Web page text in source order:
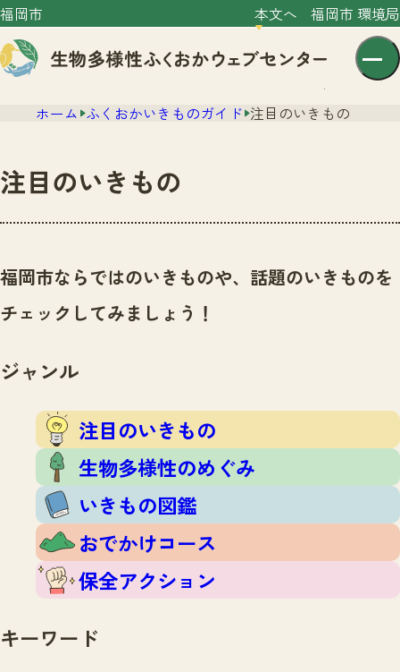
福岡市 本文へ 福岡市 環境局
センター紹介
センター紹介TOP
サイトポリシー
ニュース
いきものガイド
注目のいきもの
生物多様性のめぐみ
いきもの図鑑
おでかけコース
保全アクション
イベント
いきもの調査隊
調査レポート
調査レポートTOP
調査結果
ふくおかいきものマップ
マッチング
マッチングTOP
掲載申し込みフォーム
お問合せ
ホーム ふくおかいきものガイド 注目のいきもの
注目のいきもの
福岡市ならではのいきものや、話題のいきものを
チェックしてみましょう！
ジャンル
注目のいきもの
生物多様性のめぐみ
いきもの図鑑
おでかけコース
保全アクション
キーワード